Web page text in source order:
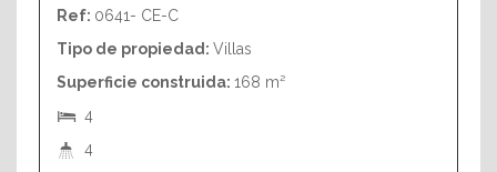
Ref: 0641- CE-C
Tipo de propiedad: Villas
Superficie construida: 168 m²
4
4